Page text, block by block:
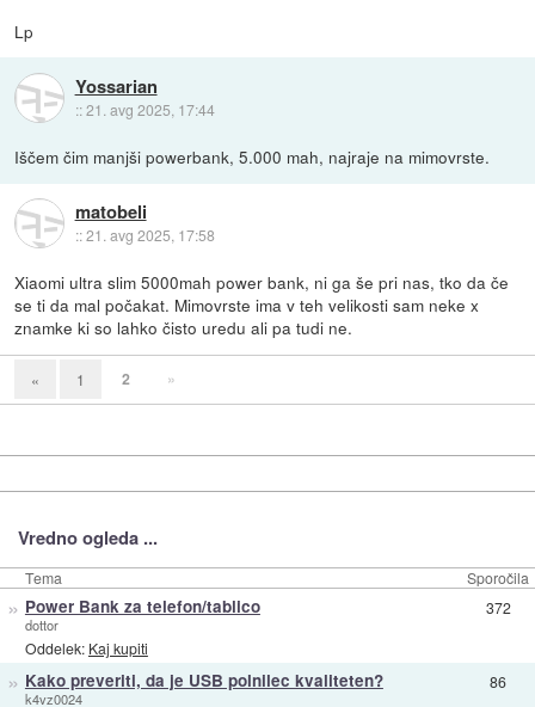
Lp
Yossarian
::21. avg 2025, 17:44
Iščem čim manjši powerbank, 5.000 mah, najraje na mimovrste.
matobeli
::21. avg 2025, 17:58
Xiaomi ultra slim 5000mah power bank, ni ga še pri nas, tko da če
se ti da mal počakat. Mimovrste ima v teh velikosti sam neke x
znamke ki so lahko čisto uredu ali pa tudi ne.
« 1 2 »
Vredno ogleda ...
Tema Sporočila
» Power Bank za telefon/tablico
dottor
Oddelek: Kaj kupiti
372
» Kako preveriti, da je USB polnilec kvaliteten?
k4vz0024
86